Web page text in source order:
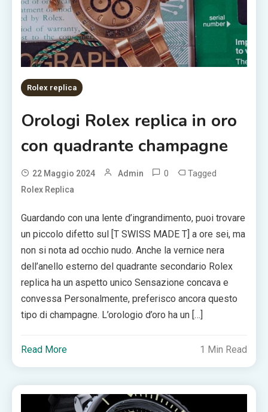
Rolex replica
Orologi Rolex replica in oro
con quadrante champagne
22 Maggio 2024 Admin 0 Tagged
Rolex Replica
Guardando con una lente d’ingrandimento, puoi trovare
un piccolo difetto sul [T SWISS MADE T] a ore sei, ma
non si nota ad occhio nudo. Anche la vernice nera
dell’anello esterno del quadrante secondario Rolex
replica ha un aspetto unico Sensazione concava e
convessa Personalmente, preferisco ancora questo
tipo di champagne. L’orologio d’oro ha un […]
Read More 1 Min Read